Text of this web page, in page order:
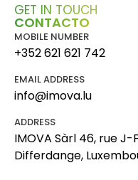
GET IN TOUCH
CONTACTO
MOBILE NUMBER
+352 621 621 742
EMAIL ADDRESS
info@imova.lu
ADDRESS
IMOVA Sàrl 46, rue
Differdange,